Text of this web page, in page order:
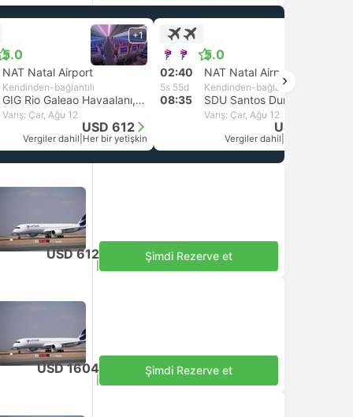
5.0
+1
NAT Natal Airport
Kendinden-bağlantılı
GIG Rio Galeao Havaalanı, Rio de Janeiro
Varış: Çar, Ağu 12
USD 612
Vergiler dahil Her bir yetişkin
5.0
02:40 NAT Natal Airport
5s 55d Kendinden-bağlantılı
08:35
Varış: Çar, Ağu 12
USD 1604
Vergiler dahil
USD 612
Vergiler dahil
Her bir yetişkin
Şimdi Rezerve et
USD 1604
Vergiler dahil
Her bir yetişkin
Şimdi Rezerve et